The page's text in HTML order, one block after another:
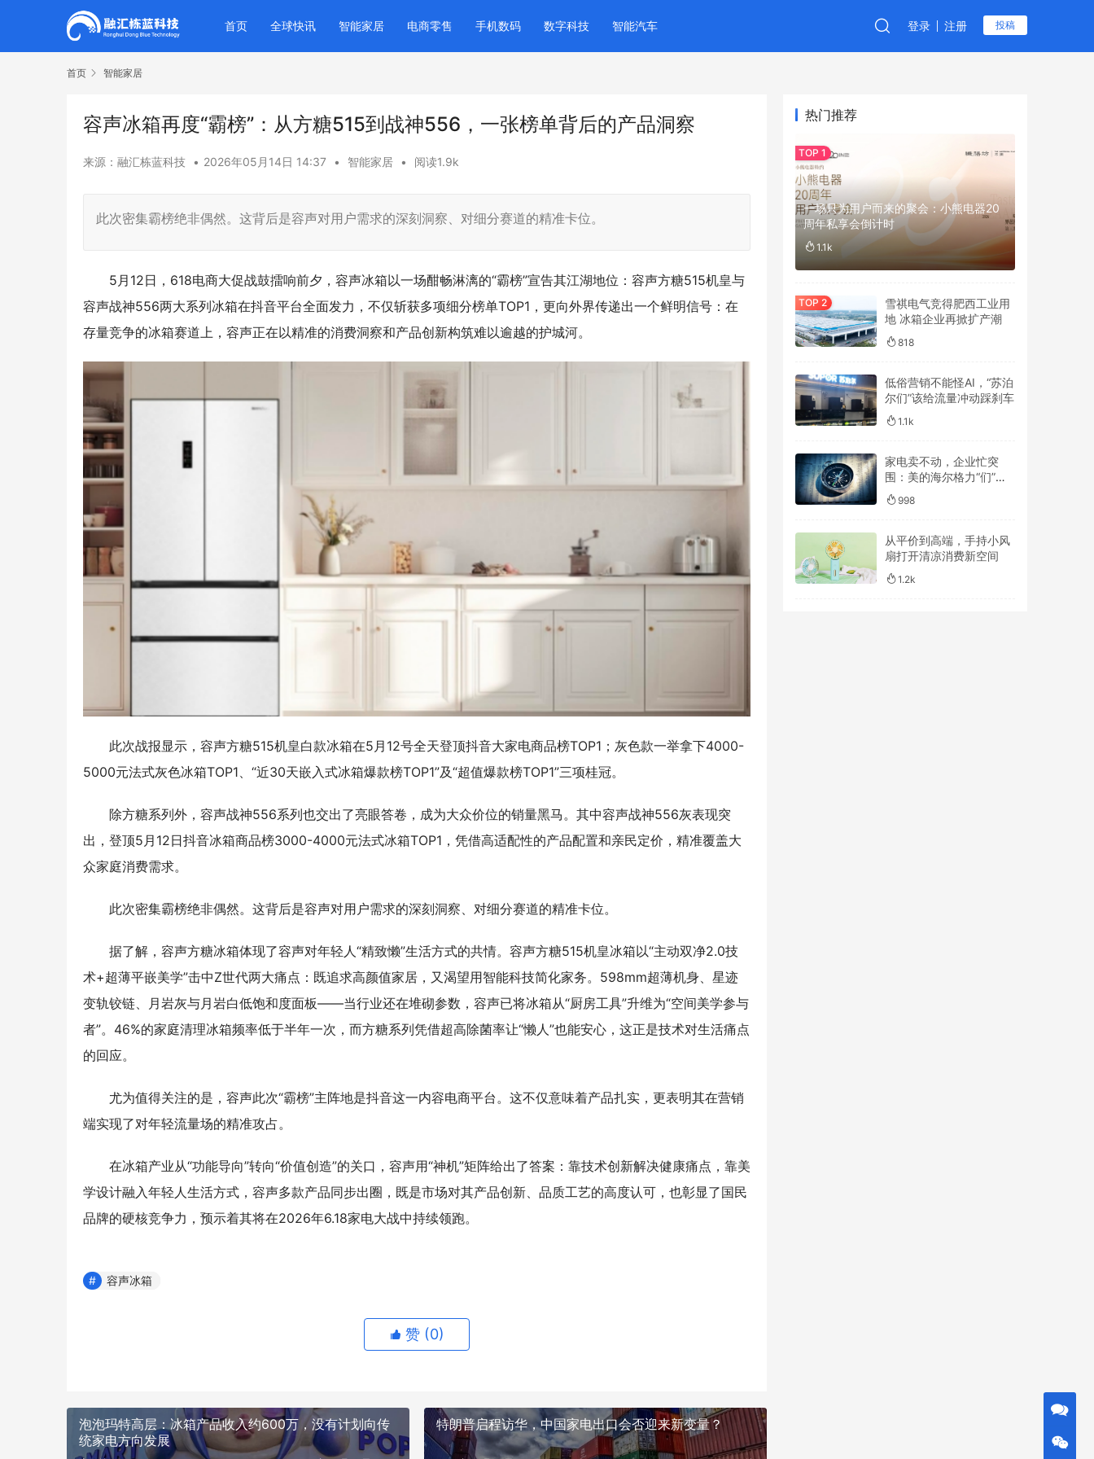
首页 全球快讯 智能家居 电商零售 手机数码 数字科技 智能汽车 登录 注册 投稿
首页 智能家居
容声冰箱再度“霸榜”：从方糖515到战神556，一张榜单背后的产品洞察
来源：融汇栋蓝科技 • 2026年05月14日 14:37 • 智能家居 • 阅读1.9k
此次密集霸榜绝非偶然。这背后是容声对用户需求的深刻洞察、对细分赛道的精准卡位。
5月12日，618电商大促战鼓擂响前夕，容声冰箱以一场酣畅淋漓的“霸榜”宣告其江湖地位：容声方糖515机皇与
容声战神556两大系列冰箱在抖音平台全面发力，不仅斩获多项细分榜单TOP1，更向外界传递出一个鲜明信号：在
存量竞争的冰箱赛道上，容声正在以精准的消费洞察和产品创新构筑难以逾越的护城河。
此次战报显示，容声方糖515机皇白款冰箱在5月12号全天登顶抖音大家电商品榜TOP1；灰色款一举拿下4000-
5000元法式灰色冰箱TOP1、“近30天嵌入式冰箱爆款榜TOP1”及“超值爆款榜TOP1”三项桂冠。
除方糖系列外，容声战神556系列也交出了亮眼答卷，成为大众价位的销量黑马。其中容声战神556灰表现突
出，登顶5月12日抖音冰箱商品榜3000-4000元法式冰箱TOP1，凭借高适配性的产品配置和亲民定价，精准覆盖大
众家庭消费需求。
此次密集霸榜绝非偶然。这背后是容声对用户需求的深刻洞察、对细分赛道的精准卡位。
据了解，容声方糖冰箱体现了容声对年轻人“精致懒”生活方式的共情。容声方糖515机皇冰箱以“主动双净2.0技
术+超薄平嵌美学”击中Z世代两大痛点：既追求高颜值家居，又渴望用智能科技简化家务。598mm超薄机身、星迹
变轨铰链、月岩灰与月岩白低饱和度面板——当行业还在堆砌参数，容声已将冰箱从“厨房工具”升维为“空间美学参与
者”。46%的家庭清理冰箱频率低于半年一次，而方糖系列凭借超高除菌率让“懒人”也能安心，这正是技术对生活痛点
的回应。
尤为值得关注的是，容声此次“霸榜”主阵地是抖音这一内容电商平台。这不仅意味着产品扎实，更表明其在营销
端实现了对年轻流量场的精准攻占。
在冰箱产业从“功能导向”转向“价值创造”的关口，容声用“神机”矩阵给出了答案：靠技术创新解决健康痛点，靠美
学设计融入年轻人生活方式，容声多款产品同步出圈，既是市场对其产品创新、品质工艺的高度认可，也彰显了国民
品牌的硬核竞争力，预示着其将在2026年6.18家电大战中持续领跑。
容声冰箱
赞 (0)
泡泡玛特高层：冰箱产品收入约600万，没有计划向传
统家电方向发展
特朗普启程访华，中国家电出口会否迎来新变量？
热门推荐
一场只为用户而来的聚会：小熊电器20
周年私享会倒计时
1.1k
雪祺电气竞得肥西工业用
地 冰箱企业再掀扩产潮
818
低俗营销不能怪AI，“苏泊
尔们”该给流量冲动踩刹车
1.1k
家电卖不动，企业忙突
围：美的海尔格力“们”谁
跑得更远？
998
从平价到高端，手持小风
扇打开清凉消费新空间
1.2k